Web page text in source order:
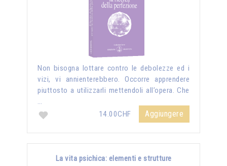
Non bisogna lottare contro le debolezze ed i
vizi, vi annienterebbero. Occorre apprendere
piuttosto a utilizzarli mettendoli all’opera. Che
…
14.00CHF
Aggiungere
La vita psichica: elementi e strutture